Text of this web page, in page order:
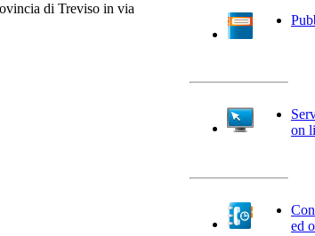
di Treviso in via
on
ed